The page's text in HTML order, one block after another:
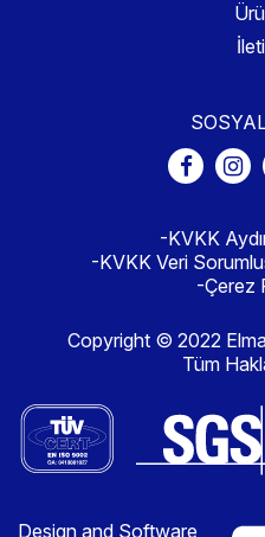
-KVKK
-KVKK Veri
-Çerez
Copyright © 2022
Tüm
Design and Software